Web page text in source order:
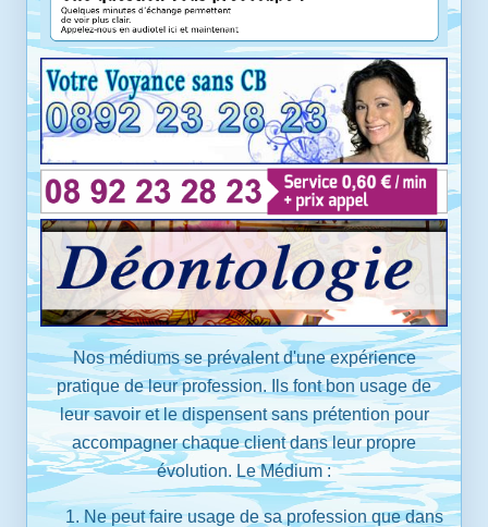
Nos médiums se prévalent d'une expérience
pratique de leur profession. Ils font bon usage de
leur savoir et le dispensent sans prétention pour
accompagner chaque client dans leur propre
évolution. Le Médium :
Ne peut faire usage de sa profession que dans